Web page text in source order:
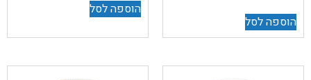
הוספה לסל
הוספה לסל